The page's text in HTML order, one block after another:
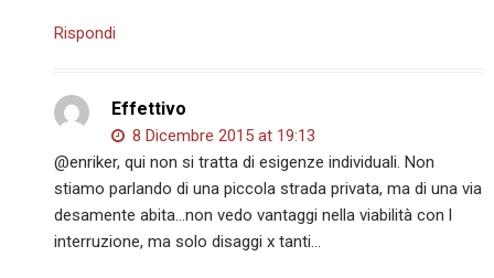
Rispondi
Effettivo
8 Dicembre 2015 at 19:13
@enriker, qui non si tratta di esigenze individuali. Non
stiamo parlando di una piccola strada privata, ma di una via
desamente abita…non vedo vantaggi nella viabilità con l
interruzione, ma solo disaggi x tanti…